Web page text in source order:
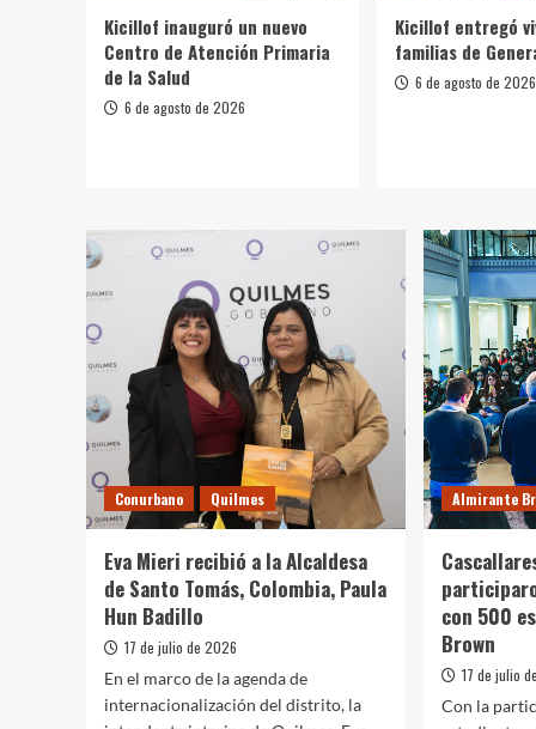
Kicillof inauguró un nuevo
Centro de Atención Primaria
de la Salud
6 de agosto de 2026
Kicillof entregó
familias de
6 de agosto de 2026
Conurbano Quilmes
Eva Mieri recibió a la Alcaldesa
de Santo Tomás, Colombia, Paula
Hun Badillo
17 de julio de 2026
En el marco de la agenda de
internacionalización del distrito, la
Almirante
con 500
Brown
17 de julio
Con la